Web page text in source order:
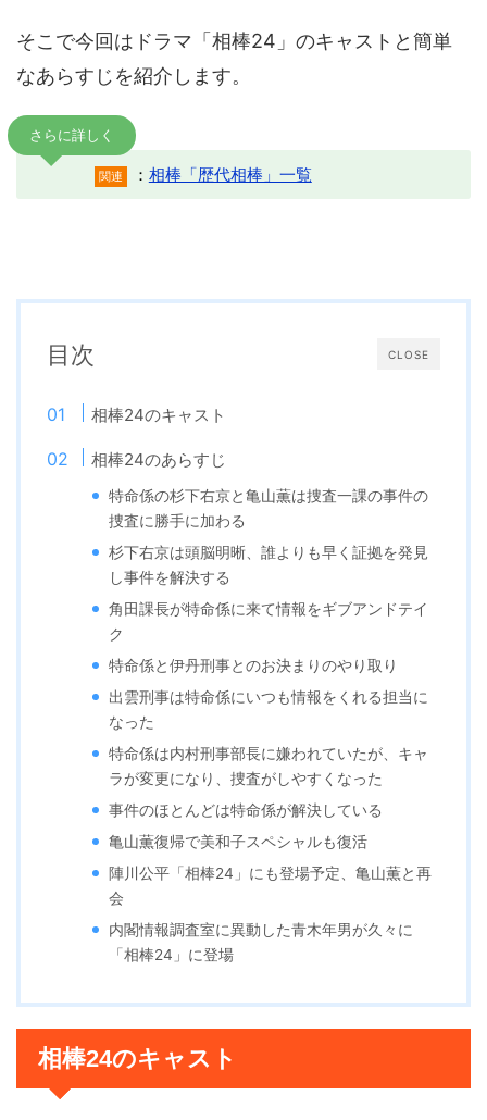
そこで今回はドラマ「相棒24」のキャストと簡単
なあらすじを紹介します。
さらに詳しく
関連 ： 相棒「歴代相棒」一覧
CLOSE
目次
相棒24のキャスト
相棒24のあらすじ
特命係の杉下右京と亀山薫は捜査一課の事件の
捜査に勝手に加わる
杉下右京は頭脳明晰、誰よりも早く証拠を発見
し事件を解決する
角田課長が特命係に来て情報をギブアンドテイ
ク
特命係と伊丹刑事とのお決まりのやり取り
出雲刑事は特命係にいつも情報をくれる担当に
なった
特命係は内村刑事部長に嫌われていたが、キャ
ラが変更になり、捜査がしやすくなった
事件のほとんどは特命係が解決している
亀山薫復帰で美和子スペシャルも復活
陣川公平「相棒24」にも登場予定、亀山薫と再
会
内閣情報調査室に異動した青木年男が久々に
「相棒24」に登場
相棒24のキャスト